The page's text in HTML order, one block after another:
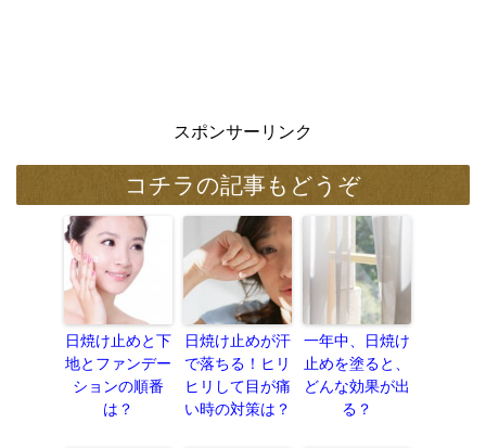
スポンサーリンク
コチラの記事もどうぞ
日焼け止めと下
地とファンデー
ションの順番
は？
日焼け止めが汗
で落ちる！ヒリ
ヒリして目が痛
い時の対策は？
一年中、日焼け
止めを塗ると、
どんな効果が出
る？